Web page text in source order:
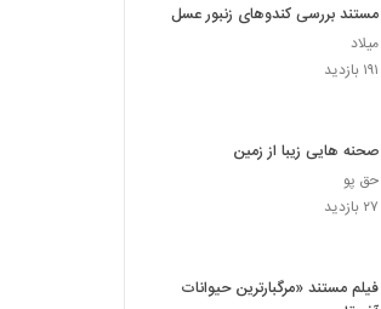
مستند بررسی کندوهای زنبور عسل
میلاد
۱۹۱ بازدید
صحنه هایی زیبا از زمین
حق پو
۲۷ بازدید
فیلم مستند «مرگبارترین حیوانات